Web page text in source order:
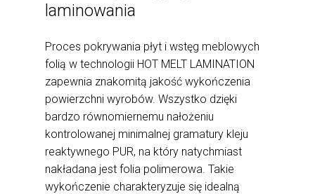
laminowania
Proces pokrywania płyt i wstęg meblowych
folią w technologii HOT MELT LAMINATION
zapewnia znakomitą jakość wykończenia
powierzchni wyrobów. Wszystko dzięki
bardzo równomiernemu nałożeniu
kontrolowanej minimalnej gramatury kleju
reaktywnego PUR, na który natychmiast
nakładana jest folia polimerowa. Takie
wykończenie charakteryzuje się idealną